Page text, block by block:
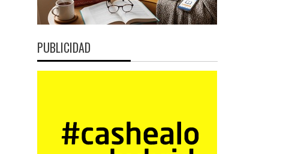
PUBLICIDAD